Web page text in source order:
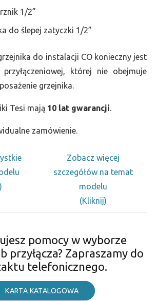
1/2”
do ślepej zatyczki 1/2”
do instalacji CO konieczny jest
której nie obejmuje
grzejnika.
Tesi mają 10 lat gwarancji.
zamówienie.
Zobacz więcej
szczegółów na temat
modelu
(Kliknij)
pomocy w wyborze
przyłącza? Zapraszamy do
telefonicznego.
KARTA KATALOGOWA